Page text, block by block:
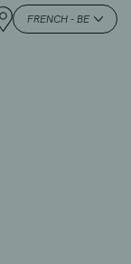
FRENCH - BE
–